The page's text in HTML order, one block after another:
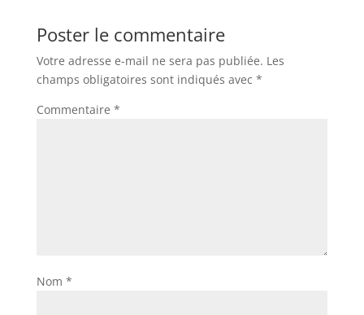
Poster le commentaire
Votre adresse e-mail ne sera pas publiée. Les
champs obligatoires sont indiqués avec *
Commentaire *
Nom *